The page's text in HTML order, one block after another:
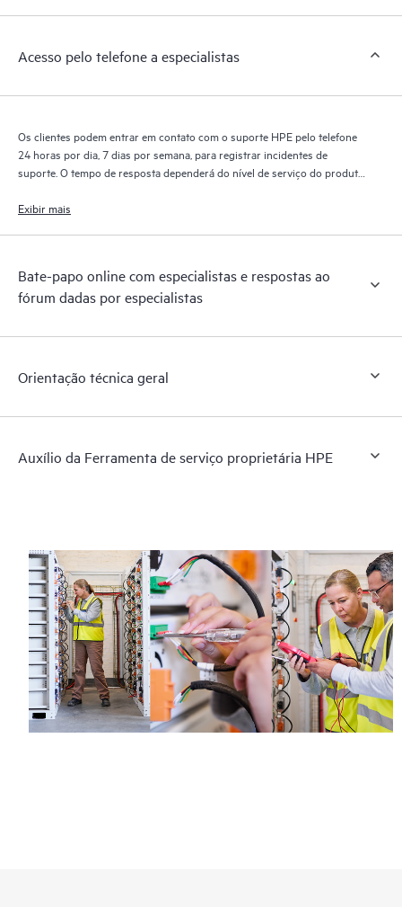
permitem que os clientes desempenhem certas atividades sem
portal de recursos e conteúdos selecionados. O serviço HPE
alcançar a excelência operacional e a otimização do
Acesso pelo telefone a especialistas
Os clientes podem entrar em contato com o suporte HPE pelo telefone
24 horas por dia, 7 dias por semana, para registrar incidentes de
suporte. O tempo de resposta dependerá do nível de serviço do produto
Exibir mais
Bate-papo online com especialistas e respostas ao
fórum dadas por especialistas
Orientação técnica geral
Auxílio da Ferramenta de serviço proprietária HPE